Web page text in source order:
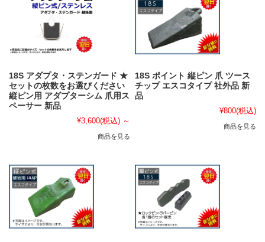
18S アダプタ・ステンガード ★
セットの枚数をお選びください
縦ピン用 アダプターシム 爪用ス
ペーサー 新品
¥3,600(税込) ～
商品を見る
18S ポイント 縦ピン 爪 ツース
チップ エスコタイプ 社外品 新
品
¥800(税込)
商品を見る